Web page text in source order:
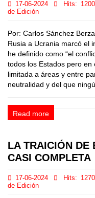
17-06-2024 Hits: 1200
de Edición
Por: Carlos Sánchez
Rusia a Ucrania marcó el
he definido como “el
todos los Estados pero
limitada a áreas y entre
neutralidad y del que
Read more
LA TRAICIÓN DE
CASI COMPLETA
17-06-2024 Hits: 1270
de Edición